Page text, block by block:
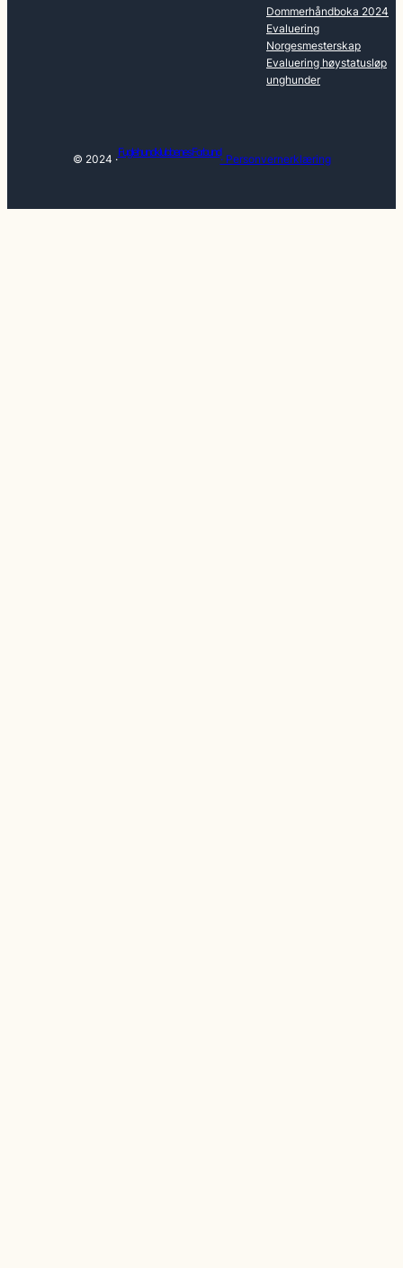
Dommerhåndboka 2024
Evaluering
Norgesmesterskap
Evaluering høystatusløp
unghunder
© 2024 ·
Fuglehundklubbenes Forbund
· Personvernerklæring